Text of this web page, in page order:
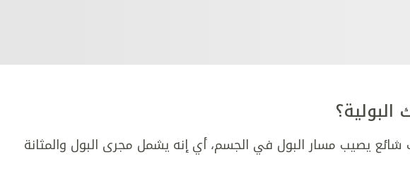
شائع يصيب مسار البول في الجسم، أي إنه يشمل مجرى البول والمثانة